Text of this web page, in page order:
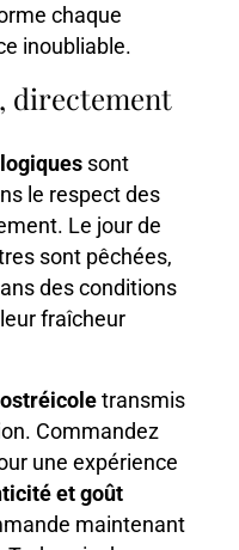
chaque
inoubliable.
directement
sont
le respect des
Le jour de
sont pêchées,
des conditions
fraîcheur
transmis
Commandez
une expérience
et goût
maintenant